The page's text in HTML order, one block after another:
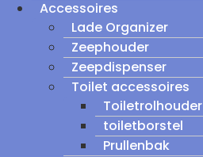
Accessoires
Lade Organizer
Zeephouder
Zeepdispenser
Toilet accessoires
Toiletrolhouder
toiletborstel
Prullenbak